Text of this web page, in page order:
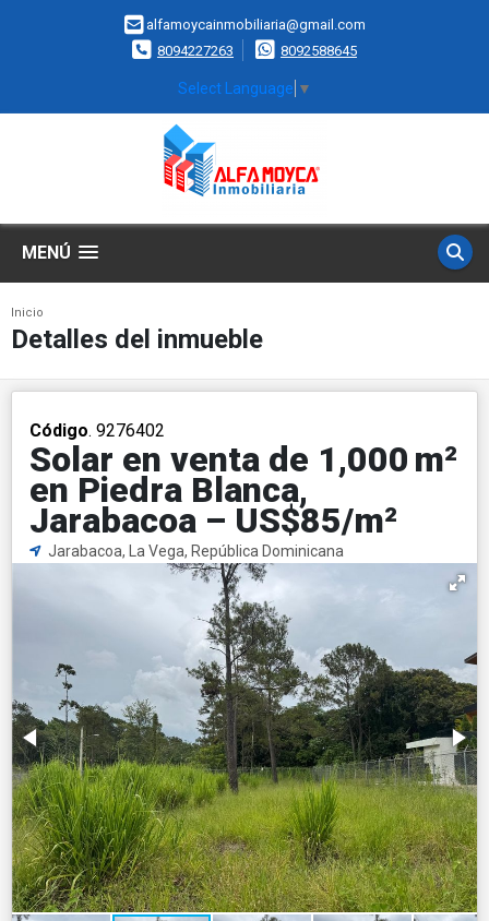
alfamoycainmobiliaria@gmail.com
8094227263
8092588645
Select Language ▼
MENÚ
Inicio
Detalles del inmueble
Código. 9276402
Solar en venta de 1,000 m²
en Piedra Blanca,
Jarabacoa – US$85/m²
Jarabacoa, La Vega, República Dominicana